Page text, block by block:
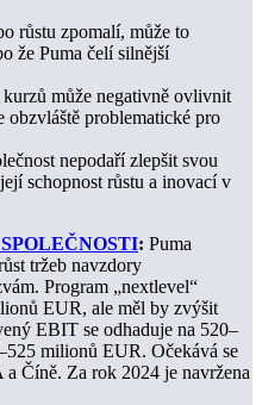
růstu zpomalí, může to
že Puma čelí silnější
může negativně ovlivnit
problematické pro
nepodaří zlepšit svou
schopnost růstu a inovací v
: Puma
tržeb navzdory
Program „nextlevel“
EUR, ale měl by zvýšit
EBIT se odhaduje na 520–
milionů EUR. Očekává se
Číně. Za rok 2024 je navržena